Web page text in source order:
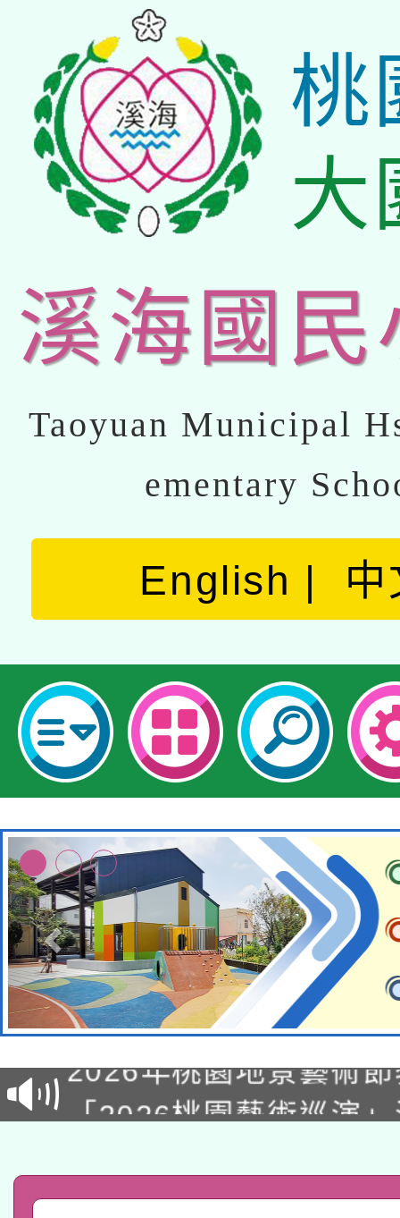
桃
大
溪海國民
Taoyuan Municipal
ementary
English 中
115年8月22日(星期六
桃園市孔廟祈福系列
開 智慧啟航」
「2026桃園藝術巡演
國立臺灣師範大學辦理
函轉國家教育研究院中